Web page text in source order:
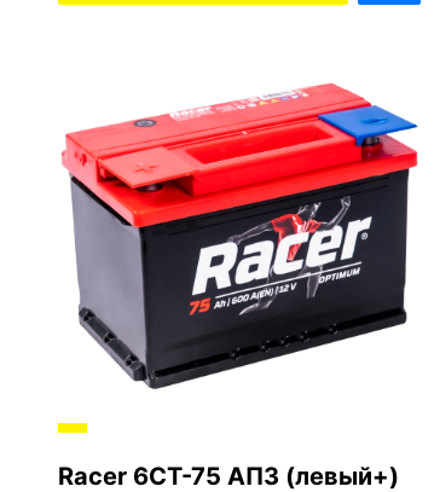
Racer 6СТ-75 АПЗ (левый+)